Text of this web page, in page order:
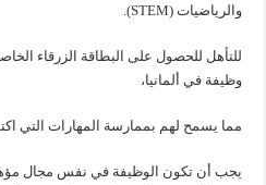
والرياضيات (STEM).
للتأهل للحصول على البطاقة الزرقاء
وظيفة في ألمانيا،
مما يسمح لهم بممارسة المهارات التي
يجب أن تكون الوظيفة في نفس مجال